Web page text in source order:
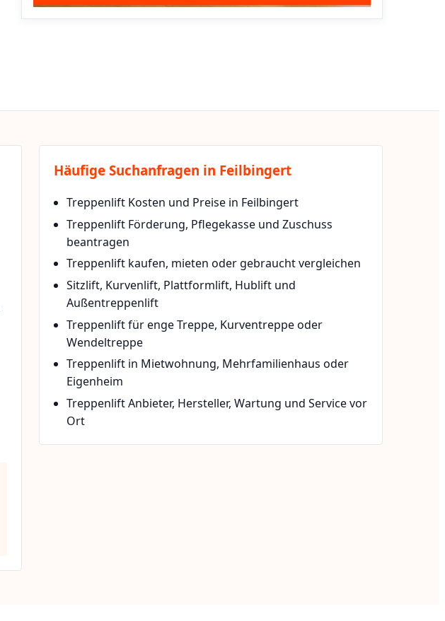
Häufige Suchanfragen in Feilbingert
Treppenlift Kosten und Preise in Feilbingert
Treppenlift Förderung, Pflegekasse und Zuschuss
beantragen
Treppenlift kaufen, mieten oder gebraucht vergleichen
Sitzlift, Kurvenlift, Plattformlift, Hublift und
Außentreppenlift
Treppenlift für enge Treppe, Kurventreppe oder
Wendeltreppe
Treppenlift in Mietwohnung, Mehrfamilienhaus oder
Eigenheim
Treppenlift Anbieter, Hersteller, Wartung und Service vor
Ort